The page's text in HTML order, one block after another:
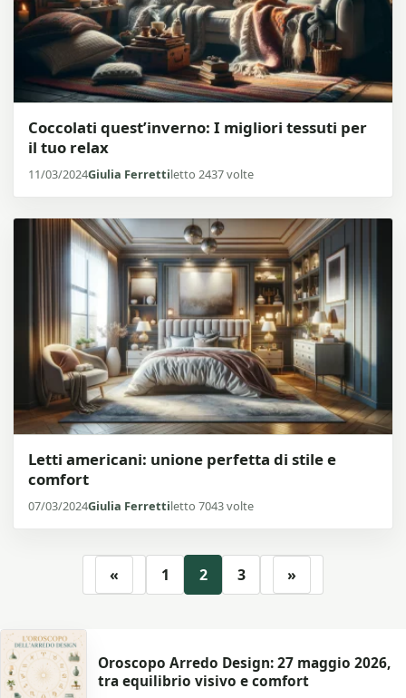
Coccolati quest’inverno: I migliori tessuti per
il tuo relax
11/03/2024Giulia Ferrettiletto 2437 volte
Letti americani: unione perfetta di stile e
comfort
07/03/2024Giulia Ferrettiletto 7043 volte
« 1 2 3 »
Oroscopo Arredo Design: 27 maggio 2026,
tra equilibrio visivo e comfort